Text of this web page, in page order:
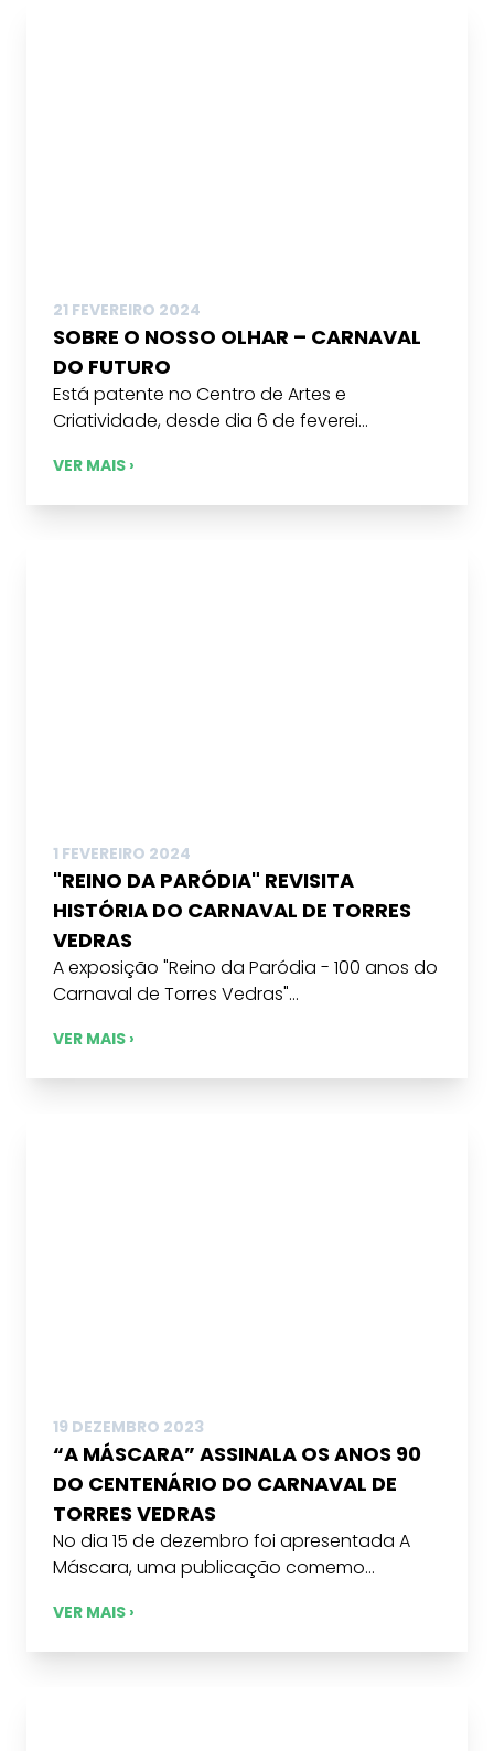
21 FEVEREIRO 2024
SOBRE O NOSSO OLHAR – CARNAVAL
DO FUTURO
Está patente no Centro de Artes e
Criatividade, desde dia 6 de feverei...
VER MAIS ›
1 FEVEREIRO 2024
"REINO DA PARÓDIA" REVISITA
HISTÓRIA DO CARNAVAL DE TORRES
VEDRAS
A exposição "Reino da Paródia - 100 anos do
Carnaval de Torres Vedras"...
VER MAIS ›
19 DEZEMBRO 2023
“A MÁSCARA” ASSINALA OS ANOS 90
DO CENTENÁRIO DO CARNAVAL DE
TORRES VEDRAS
No dia 15 de dezembro foi apresentada A
Máscara, uma publicação comemo...
VER MAIS ›